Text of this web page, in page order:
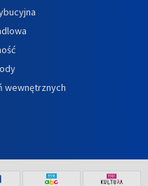
wewnętrznych